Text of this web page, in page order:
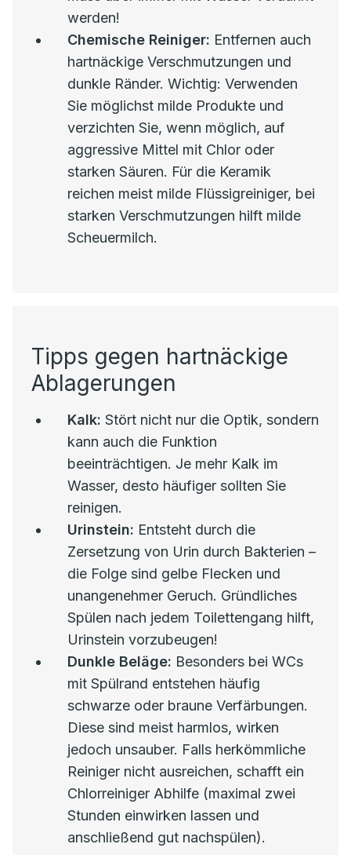
werden!
Chemische Reiniger: Entfernen auch
hartnäckige Verschmutzungen und
dunkle Ränder. Wichtig: Verwenden
Sie möglichst milde Produkte und
verzichten Sie, wenn möglich, auf
aggressive Mittel mit Chlor oder
starken Säuren. Für die Keramik
reichen meist milde Flüssigreiniger, bei
starken Verschmutzungen hilft milde
Scheuermilch.
Tipps gegen hartnäckige
Ablagerungen
Kalk: Stört nicht nur die Optik, sondern
kann auch die Funktion
beeinträchtigen. Je mehr Kalk im
Wasser, desto häufiger sollten Sie
reinigen.
Urinstein: Entsteht durch die
Zersetzung von Urin durch Bakterien –
die Folge sind gelbe Flecken und
unangenehmer Geruch. Gründliches
Spülen nach jedem Toilettengang hilft,
Urinstein vorzubeugen!
Dunkle Beläge: Besonders bei WCs
mit Spülrand entstehen häufig
schwarze oder braune Verfärbungen.
Diese sind meist harmlos, wirken
jedoch unsauber. Falls herkömmliche
Reiniger nicht ausreichen, schafft ein
Chlorreiniger Abhilfe (maximal zwei
Stunden einwirken lassen und
anschließend gut nachspülen).